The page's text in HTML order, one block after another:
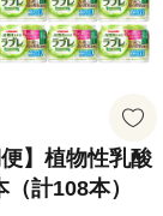
総額 146万
だきました寄附金
立て、翌年度の
5年は11事業の
】植物性乳酸
計108本）